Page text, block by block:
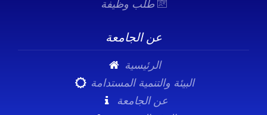
الرئيسية
البيئة والتنمية المستدامة
عن الجامعة
الهيئة التدريسية